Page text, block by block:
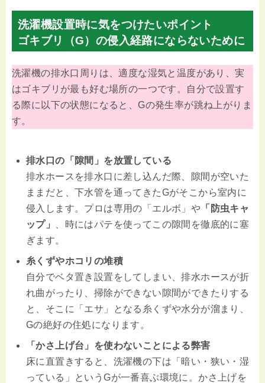
洗濯機設置時に気をつけたいポイント
ゴキブリ（G）の侵入経路にならないために
洗濯機の排水口周りは、適度な湿気と温度があり、実
はゴキブリが最も好む場所の一つです。自分で設置す
る際に以下の状態になると、Gの発生率が跳ね上がりま
す。
排水口の「隙間」を放置している
排水ホースを排水口に差し込んだ際、隙間が空いた
ままだと、下水管を通ってきたGがそこから室内に
侵入します。プロは専用の「エルボ」や 「防虫キャ
ップ」
、時にはパテを使ってこの隙間を徹底的に塞
ぎます。
糸くずやホコリの堆積
自分でベタ置き設置をしてしまい、排水ホースが折
れ曲がったり、掃除ができない隙間ができたりする
と、そこに「エサ」となる糸くずや水分が溜まり、
Gの絶好の住処になります。
「かさ上げ台」を使わないことによる弊害
床に直置きすると、洗濯機の下は「暗い・狭い・湿
っている」というGが一番喜ぶ環境に。かさ上げを